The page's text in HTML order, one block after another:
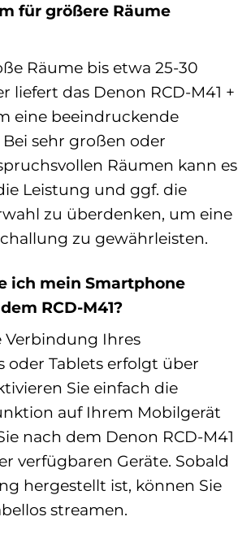
für größere Räume
Räume bis etwa 25-30
liefert das Denon RCD-M41 +
eine beeindruckende
Bei sehr großen oder
Räumen kann es
Leistung und ggf. die
zu überdenken, um eine
zu gewährleisten.
ich mein Smartphone
RCD-M41?
Verbindung Ihres
oder Tablets erfolgt über
Sie einfach die
auf Ihrem Mobilgerät
nach dem Denon RCD-M41
verfügbaren Geräte. Sobald
hergestellt ist, können Sie
streamen.